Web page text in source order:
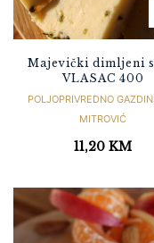
Majevički dimljeni
VLASAC 400
POLJOPRIVREDNO
MITROVIĆ
11,20KM